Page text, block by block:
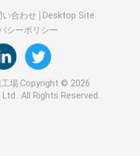
い合わせ
Desktop Site
シーポリシー
工場.Copyright © 2026
All Rights Reserved.